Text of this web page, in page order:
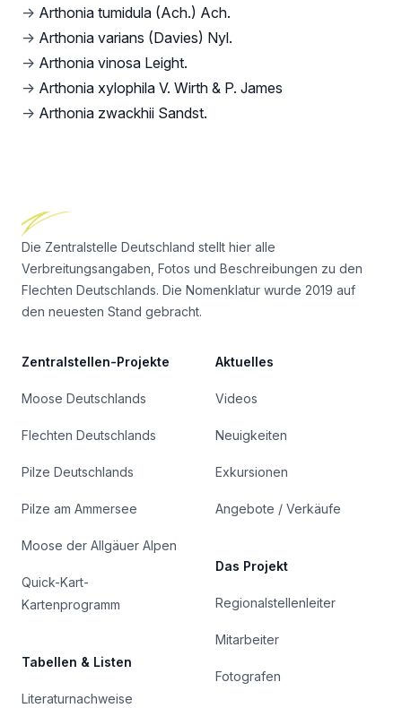
→ Arthonia tumidula (Ach.) Ach.
→ Arthonia varians (Davies) Nyl.
→ Arthonia vinosa Leight.
→ Arthonia xylophila V. Wirth & P. James
→ Arthonia zwackhii Sandst.
Die Zentralstelle Deutschland stellt hier alle
Verbreitungsangaben, Fotos und Beschreibungen zu den
Flechten Deutschlands. Die Nomenklatur wurde 2019 auf
den neuesten Stand gebracht.
Zentralstellen-Projekte
Moose Deutschlands
Flechten Deutschlands
Pilze Deutschlands
Pilze am Ammersee
Moose der Allgäuer Alpen
Quick-Kart-
Kartenprogramm
Tabellen & Listen
Literaturnachweise
Aktuelles
Videos
Neuigkeiten
Exkursionen
Angebote / Verkäufe
Das Projekt
Regionalstellenleiter
Mitarbeiter
Fotografen